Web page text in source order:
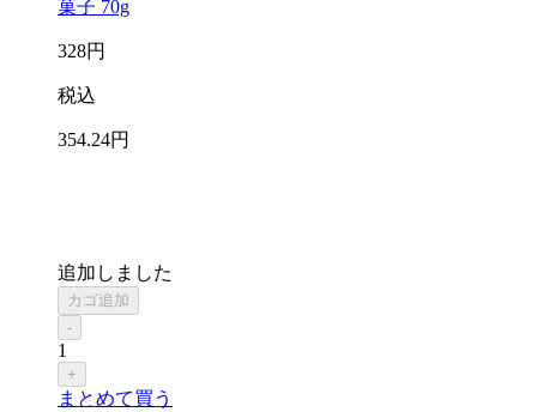
菓子 70g
328円
税込
354.24円
追加しました
カゴ追加
-
1
+
まとめて買う